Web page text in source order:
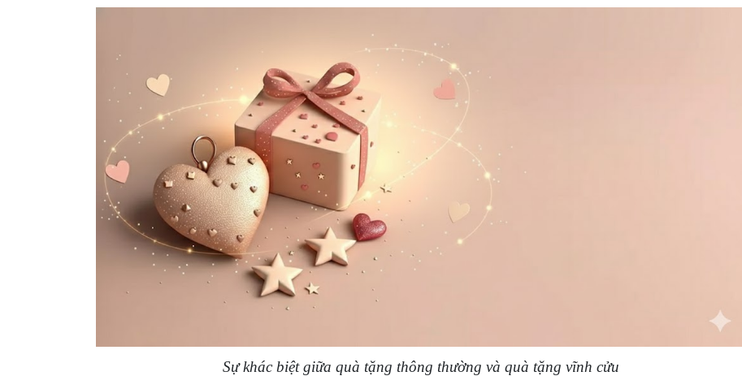
Sự khác biệt giữa quà tặng thông thường và quà tặng vĩnh cửu